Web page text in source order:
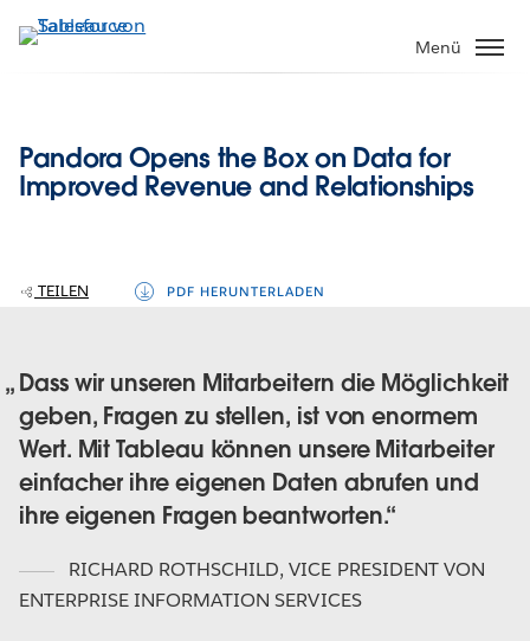
Direkt
zum
Menü
Pandora Opens the Box on Data for
Improved Revenue and Relationships
TEILEN PDF HERUNTERLADEN
Dass wir unseren Mitarbeitern die Möglichkeit
geben, Fragen zu stellen, ist von enormem
Wert. Mit Tableau können unsere Mitarbeiter
einfacher ihre eigenen Daten abrufen und
ihre eigenen Fragen beantworten.
RICHARD ROTHSCHILD, VICE PRESIDENT VON
ENTERPRISE INFORMATION SERVICES